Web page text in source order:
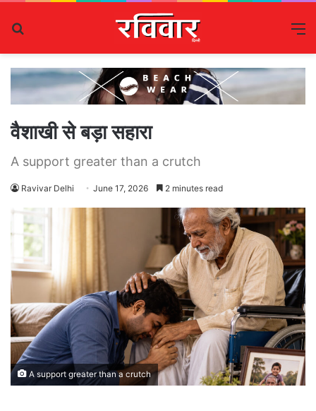
वैशाखी से बड़ा सहारा
A support greater than a crutch
Ravivar Delhi June 17, 2026 2 minutes read
A support greater than a crutch